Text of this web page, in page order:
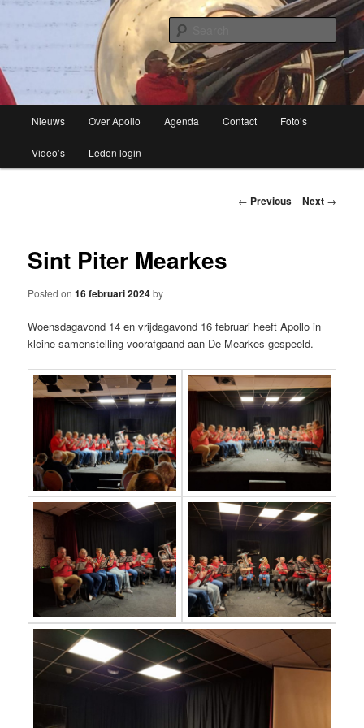
Apollo Grou
Brassband
Skip
to
Nieuws Over Apollo Agenda Contact Foto’s
Video’s Leden login
Post
← Previous Next →
Sint Piter Mearkes
Posted on16 februari 2024by
Woensdagavond 14 en vrijdagavond 16 februari heeft Apollo in
kleine samenstelling voorafgaand aan De Mearkes gespeeld.